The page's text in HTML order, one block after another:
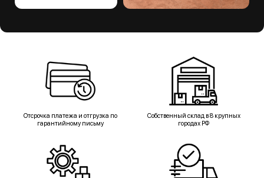
Отсрочка платежа и отгрузка по
гарантийному письму
Собственный склад в 8 крупных
городах РФ